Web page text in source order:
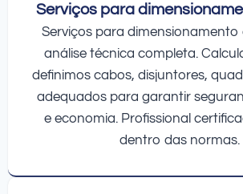
Serviços para
Serviços para dimensionamento
análise técnica completa.
definimos cabos, disjuntores,
adequados para garantir
e economia. Profissional
dentro das normas.